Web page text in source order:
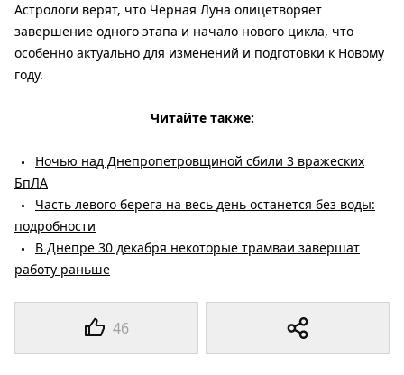
46
Астрологи верят, что Черная Луна олицетворяет
завершение одного этапа и начало нового цикла, что
особенно актуально для изменений и подготовки к Новому
году.
Читайте также:
Ночью над Днепропетровщиной сбили 3 вражеских
БпЛА
Часть левого берега на весь день останется без воды:
подробности
В Днепре 30 декабря некоторые трамваи завершат
работу раньше